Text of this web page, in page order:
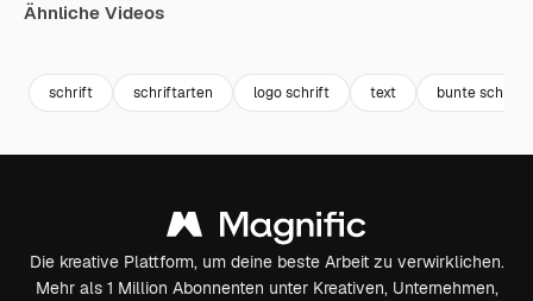
Ähnliche Videos
schrift schriftarten logo schrift text bunte schrift
Die kreative Plattform, um deine beste Arbeit zu verwirklichen.
Mehr als 1 Million Abonnenten unter Kreativen, Unternehmen,